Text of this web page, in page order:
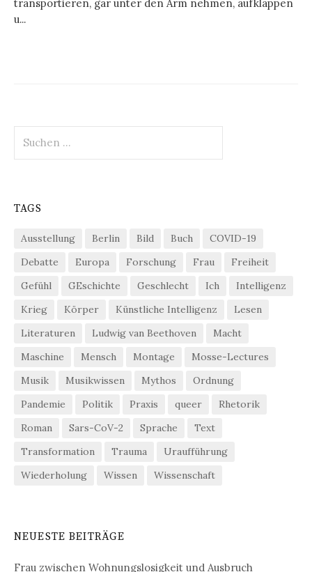
transportieren, gar unter den Arm nehmen, aufklappen
u...
nach:
TAGS
Ausstellung Berlin Bild Buch
COVID-19
Debatte
Europa Forschung Frau
Freiheit
Gefühl
GEschichte Geschlecht Ich
Intelligenz
Krieg
Körper Künstliche Intelligenz
Lesen
Literaturen
Ludwig van Beethoven
Macht
Maschine
Mensch Montage
Mosse-Lectures
Musik
Musikwissen Mythos
Ordnung
Pandemie
Politik Praxis queer
Rhetorik
Roman
Sars-CoV-2 Sprache
Text
Transformation
Trauma
Uraufführung
Wiederholung
Wissen Wissenschaft
NEUESTE BEITRÄGE
Frau zwischen Wohnungslosigkeit und Ausbruch